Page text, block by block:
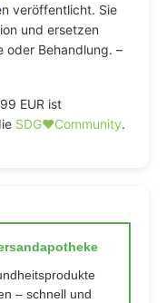
veröffentlicht. Sie
und ersetzen
oder Behandlung. –
EUR ist
SDG♥️Community.
– schnell und